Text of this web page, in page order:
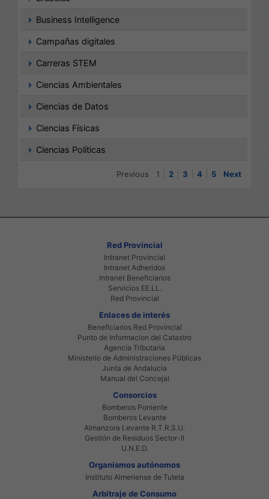
Business Intelligence
Campañas digitales
Carreras STEM
Ciencias Ambientales
Ciencias de Datos
Ciencias Físicas
Ciencias Políticas
Previous 1 2 3 4 5 Next
Red Provincial
Intranet Provincial
Intranet Adheridos
Intranet Beneficiarios
Servicios EE.LL.
Red Provincial
Enlaces de interés
Beneficiarios Red Provincial
Punto de Informacion del Catastro
Agencia Tributaria
Ministerio de Administraciones Públicas
Junta de Andalucia
Manual del Concejal
Consorcios
Bomberos Poniente
Bomberos Levante
Almanzora Levante R.T.R.S.U.
Gestión de Residuos Sector-II
U.N.E.D.
Organismos autónomos
Instituto Almeriense de Tutela
Arbitraje de Consumo